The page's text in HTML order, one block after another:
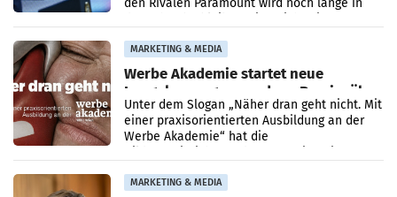
MARKETING & MEDIA
Werbe Akademie startet neue
Imagekampagne rund um Praxisnähe
Unter dem Slogan „Näher dran geht nicht. Mit
einer praxisorientierten Ausbildung an der
Werbe Akademie“ hat die
MARKETING & MEDIA